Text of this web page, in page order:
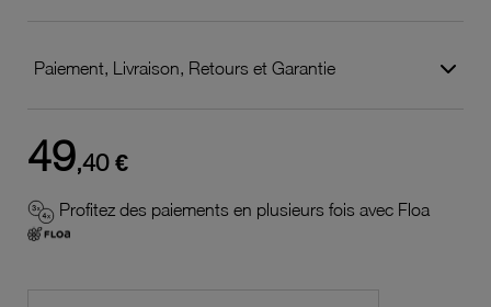
Paiement, Livraison, Retours et Garantie
49,40 €
Profitez des paiements en plusieurs fois avec Floa